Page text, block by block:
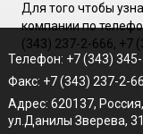
Для того чтобы
компании по
(343) 237-2-666, +7
Телефон: +7 (343)
Факс: +7 (343) 237-2-
Адрес: 620137,
ул.Данилы Зверева,